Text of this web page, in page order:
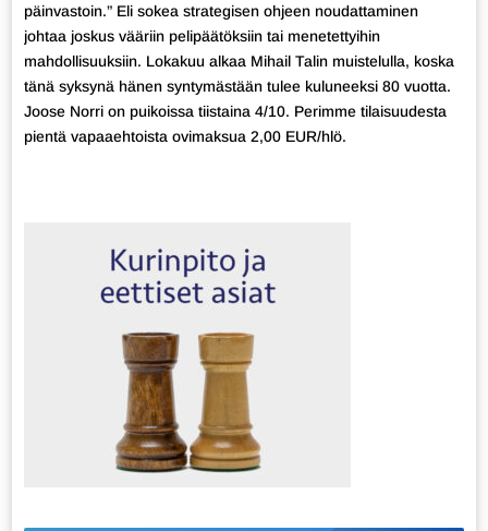
päinvastoin.” Eli sokea strategisen ohjeen noudattaminen
johtaa joskus vääriin pelipäätöksiin tai menetettyihin
mahdollisuuksiin. Lokakuu alkaa Mihail Talin muistelulla, koska
tänä syksynä hänen syntymästään tulee kuluneeksi 80 vuotta.
Joose Norri on puikoissa tiistaina 4/10. Perimme tilaisuudesta
pientä vapaaehtoista ovimaksua 2,00 EUR/hlö.